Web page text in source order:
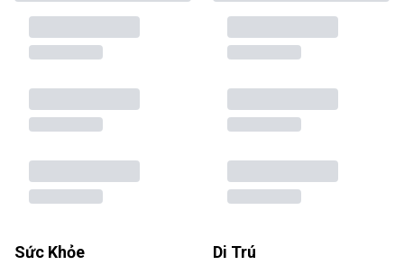
Sức Khỏe Di Trú